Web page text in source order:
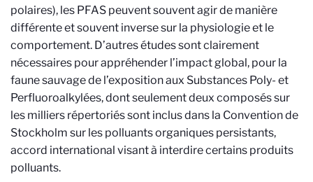
polaires), les PFAS peuvent souvent agir de manière
différente et souvent inverse sur la physiologie et le
comportement. D’autres études sont clairement
nécessaires pour appréhender l’impact global, pour la
faune sauvage de l’exposition aux Substances Poly- et
Perfluoroalkylées, dont seulement deux composés sur
les milliers répertoriés sont inclus dans la Convention de
Stockholm sur les polluants organiques persistants,
accord international visant à interdire certains produits
polluants.